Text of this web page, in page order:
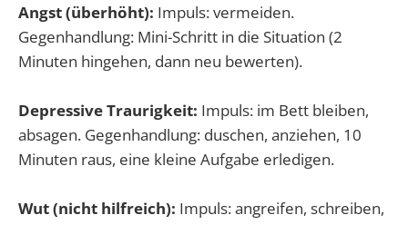
Angst (überhöht): Impuls: vermeiden.
Gegenhandlung: Mini-Schritt in die Situation (2
Minuten hingehen, dann neu bewerten).
Depressive Traurigkeit: Impuls: im Bett bleiben,
absagen. Gegenhandlung: duschen, anziehen, 10
Minuten raus, eine kleine Aufgabe erledigen.
Wut (nicht hilfreich): Impuls: angreifen, schreiben,